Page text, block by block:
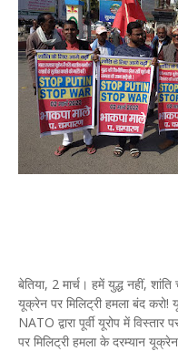
बेतिया, 2 मार्च। हमें युद्ध नहीं,
यूक्रेन पर मिलिट्री हमला बंद
NATO द्वारा पूर्वी यूरोप में
पर मिलिट्री हमला के दरम्यान